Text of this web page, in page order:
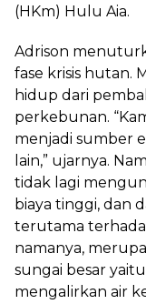
(HKm) Hu lu Aia.
Adrison
fase krisis hutan.
hidup dari
perkebunan.
menjadi sumber
lain,” ujarnya.
tidak lagi
biaya tinggi, dan
terutama
namanya,
sungai besar
mengalirkan air